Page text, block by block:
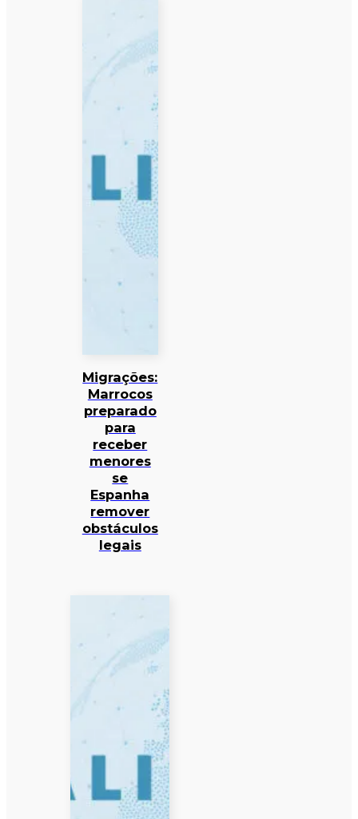
Migrações:
Marrocos
preparado
para
receber
menores
se
Espanha
remover
obstáculos
legais